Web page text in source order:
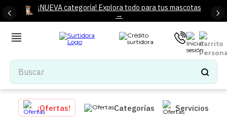
¡NUEVA categoría! Explora todo para tus mascotas
→
Buscar
TÉRMINOS MÁS BUSCADOS
1.
tenis mujer
¡Ofertas! Categorías Servicios